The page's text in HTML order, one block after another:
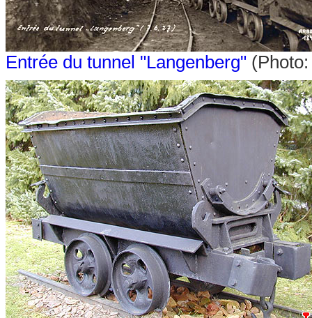
Entrée du tunnel "Langenberg"